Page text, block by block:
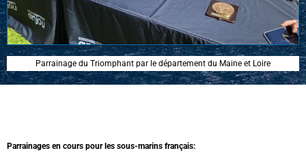
Parrainage du Triomphant par le département du Maine et Loire
Parrainages en cours pour les sous-marins français: